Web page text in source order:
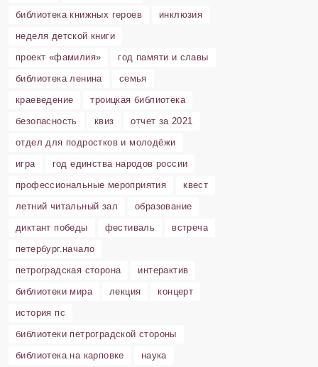
библиотека книжных героев
инклюзия
неделя детской книги
проект «фамилия»
год памяти и славы
библиотека ленина
семья
краеведение
троицкая библиотека
безопасность
квиз
отчет за 2021
отдел для подростков и молодёжи
игра
год единства народов россии
профессиональные мероприятия
квест
летний читальный зал
образование
диктант победы
фестиваль
встреча
петербург.начало
петроградская сторона
интерактив
библиотеки мира
лекция
концерт
история пс
библиотеки петроградской стороны
библиотека на карповке
наука